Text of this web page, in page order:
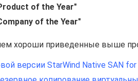
of the Year"
of the Year"
хороши приведенные выше
версии StarWind Native SAN for